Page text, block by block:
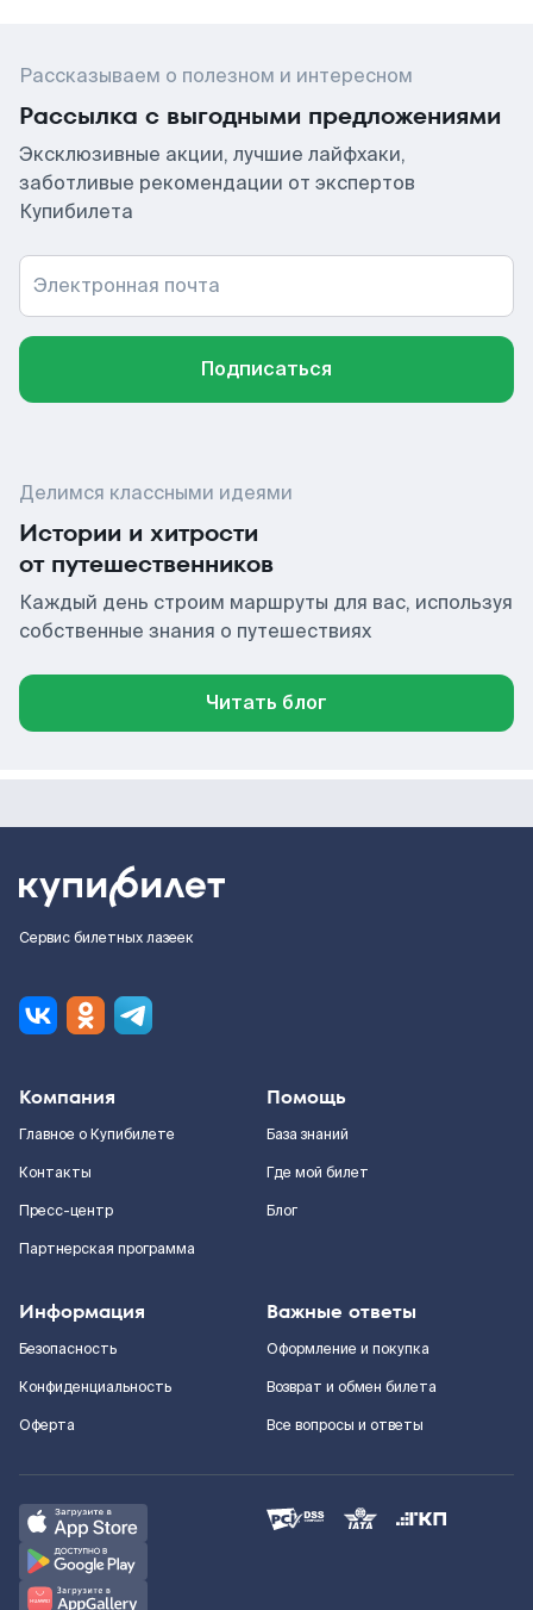
Рассказываем о полезном и интересном
Рассылка с выгодными предложениями
Эксклюзивные акции, лучшие лайфхаки,
заботливые рекомендации от экспертов
Купибилета
Электронная почта
Подписаться
Делимся классными идеями
Истории и хитрости
от путешественников
Каждый день строим маршруты для вас, используя
собственные знания о путешествиях
Читать блог
Сервис билетных лазеек
Компания
Главное о Купибилете
Контакты
Пресс-центр
Партнерская программа
Помощь
База знаний
Где мой билет
Блог
Информация
Безопасность
Конфиденциальность
Оферта
Важные ответы
Оформление и покупка
Возврат и обмен билета
Все вопросы и ответы